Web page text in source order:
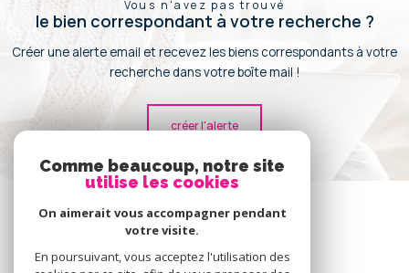
Vous n'avez pas trouvé
le bien correspondant à votre recherche ?
Créer une alerte email et recevez les biens correspondants à votre
recherche dans votre boîte mail !
créer l'alerte
connecter
espace propriétaire
Comme beaucoup, notre site
utilise les cookies
On aimerait vous accompagner pendant
votre visite.
En poursuivant, vous acceptez l'utilisation des